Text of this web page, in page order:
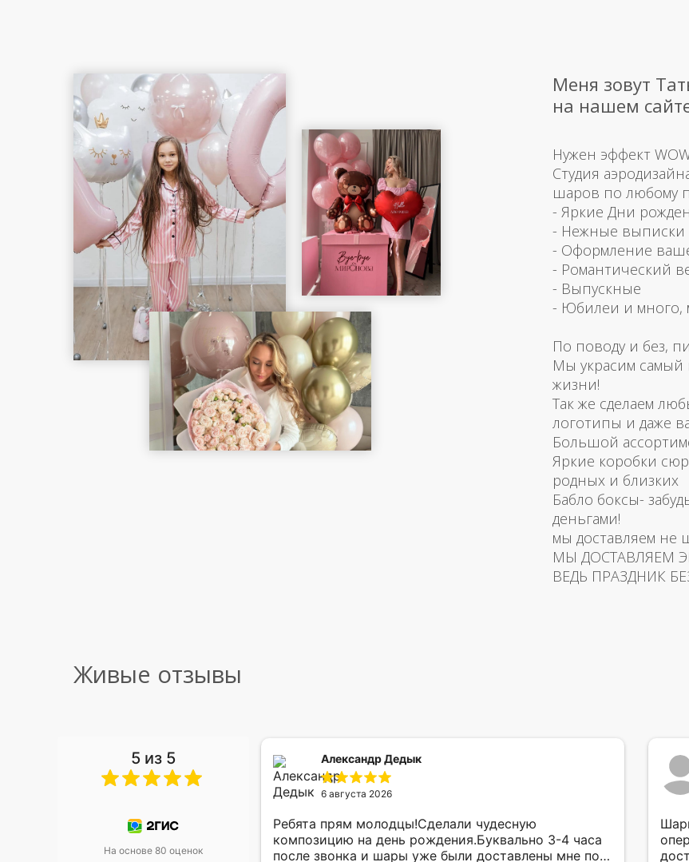
Меня зовут
на нашем
Нужен эффект
Студия
шаров по любому
- Яркие Дни
- Нежные выписки
- Оформление
- Романтический
- Выпускные
- Юбилеи и много,
По поводу и без,
Мы украсим самый
жизни!
Так же сделаем
логотипы и даже
Большой
Яркие коробки
родных и близких
Бабло боксы-
деньгами!
мы доставляем не
МЫ ДОСТАВЛЯЕМ
ВЕДЬ ПРАЗДНИК
Живые отзывы
5 из 5
На основе 80 оценок
уже два раза, отличная
Александр Дедык
6 августа 2026
Ребята прям молодцы!Сделали чудесную
композицию на день рождения.Буквально 3-4 часа
после звонка и шары уже были доставлены мне по